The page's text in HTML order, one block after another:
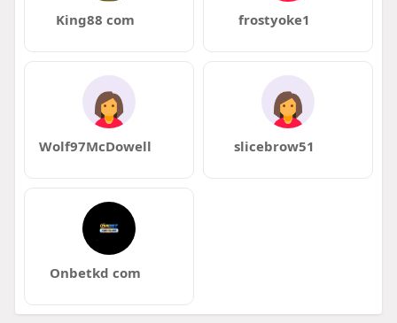
King88 com frostyoke1
Wolf97McDowell slicebrow51
Onbetkd com